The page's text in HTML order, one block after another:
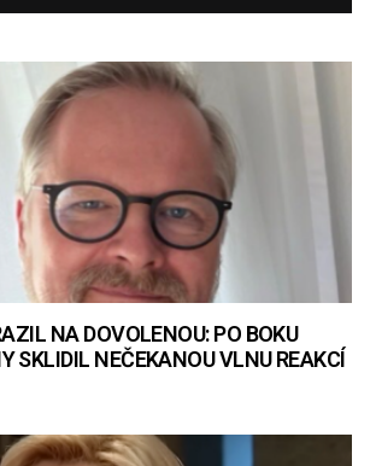
NA DOVOLENOU: PO BOKU
SKLIDIL NEČEKANOU VLNU REAKCÍ